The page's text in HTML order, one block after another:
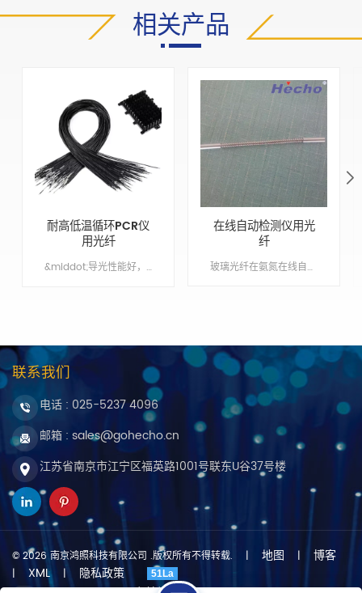
相关产品
耐高低温循环PCR仪
用光纤
&middot;导光性能好，传输率高 &middot;坚实耐用，稳定性高 &middot;原装进口高品质光纤 &middot;提供OEM & ODM 服务
在线自动检测仪用光
纤
玻璃光纤在氨氮在线自动检测仪应用，总磷在线自动检测仪应用 Min order:1 ShippingPort:Nanjing Original Region:Nanjing Lead Time:1 - 2 weeks
联系我们
电话 : 025-5237 4096
邮箱 : sales@gohecho.cn
江苏省南京市江宁区福英路1001号联东U谷37号楼
© 2026 南京鸿照科技有限公司 .版权所有不得转载. | 地图 | 博客
| XML | 隐私政策 51La